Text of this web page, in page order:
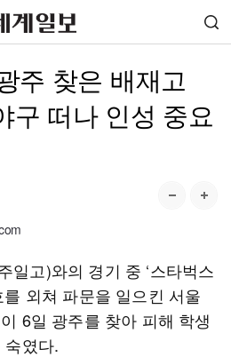
주 찾은 배재고
떠나 인성 중요
일고)와의 경기 중 ‘스타벅스
외쳐 파문을 일으킨 서울
6일 광주를 찾아 피해 학생
숙였다.